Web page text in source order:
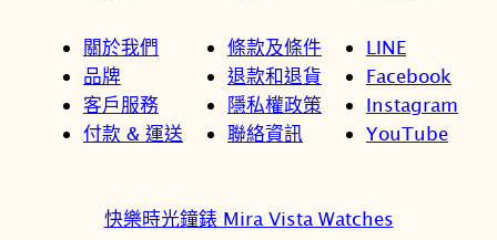
關於我們
品牌
客戶服務
付款 & 運送
條款及條件
退款和退貨
隱私權政策
聯絡資訊
LINE
Facebook
Instagram
YouTube
快樂時光鐘錶 Mira Vista Watches